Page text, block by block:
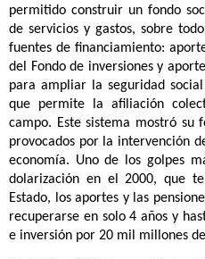
permitido construir un fondo
de servicios y gastos, sobre
fuentes de financiamiento:
del Fondo de inversiones y
para ampliar la seguridad
que permite la afiliación
campo. Este sistema mostró su
provocados por la intervención
economía. Uno de los golpes
dolarización en el 2000, que
Estado, los aportes y las
recuperarse en solo 4 años y
e inversión por 20 mil millones